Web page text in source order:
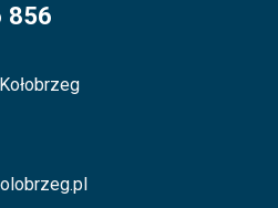
856